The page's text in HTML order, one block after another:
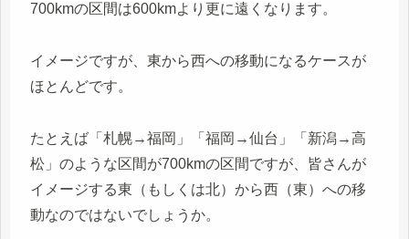
700kmの区間は600kmより更に遠くなります。
イメージですが、東から西への移動になるケースが
ほとんどです。
たとえば「札幌→福岡」「福岡→仙台」「新潟→高
松」のような区間が700kmの区間ですが、皆さんが
イメージする東（もしくは北）から西（東）への移
動なのではないでしょうか。